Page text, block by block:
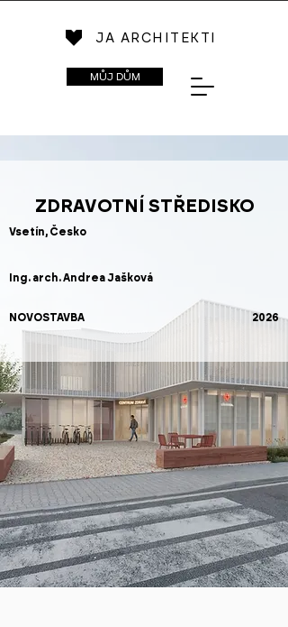
JA ARCHITEKTI
MŮJ DŮM
ZDRAVOTNÍ STŘEDISKO
Vsetín, Česko
Ing. arch. Andrea Jašková
NOVOSTAVBA 2026